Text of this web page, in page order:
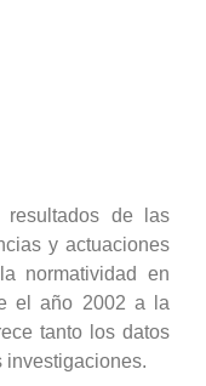
resultados de las
y actuaciones
normatividad en
el año 2002 a la
tanto los datos
investigaciones.